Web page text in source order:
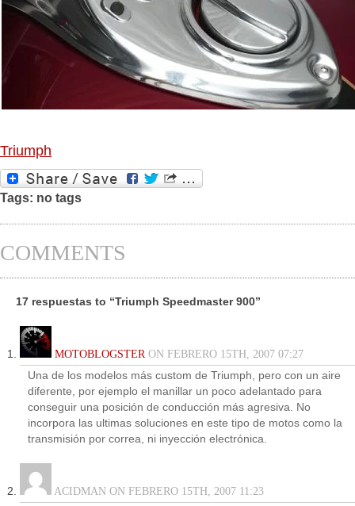
Triumph
Tags: no tags
COMMENTS
17 respuestas to “Triumph Speedmaster 900”
MOTOBLOGSTERON FEBRERO 15TH, 2007 07:27
Una de los modelos más custom de Triumph, pero con un aire
diferente, por ejemplo el manillar un poco adelantado para
conseguir una posición de conducción más agresiva. No
incorpora las ultimas soluciones en este tipo de motos como la
transmisión por correa, ni inyección electrónica.
ACIDMAN ON FEBRERO 15TH, 2007 11:23